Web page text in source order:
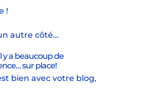
!
autre côté…
y a beaucoup de
sur place!
bien avec votre blog,